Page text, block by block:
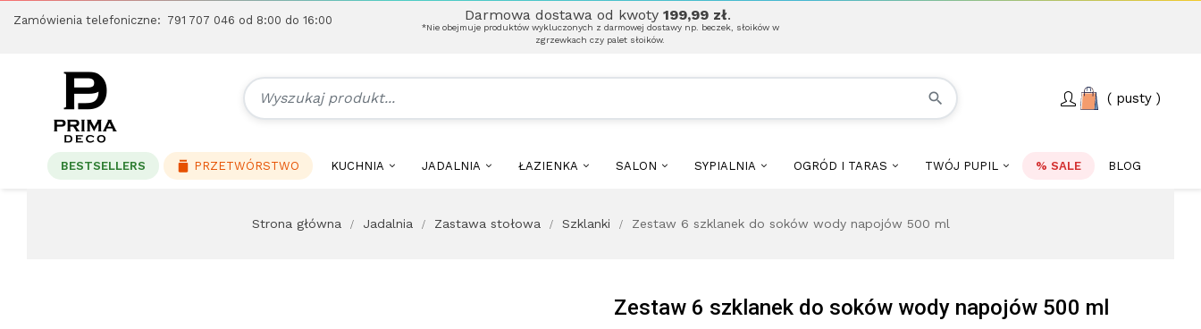
Zamówienia telefoniczne: 791 707 046 od 8:00 do 16:00 Darmowa dostawa od kwoty199,99 zł.
*Nie obejmuje produktów wykluczonych z darmowej dostawy np. beczek, słoików w
zgrzewkach czy palet słoików.
search pusty
BESTSELLERS PRZETWÓRSTWO KUCHNIA JADALNIA ŁAZIENKA SALON SYPIALNIA OGRÓD I TARAS TWÓJ PUPIL % SALE BLOG
Strona główna Jadalnia Zastawa stołowa Szklanki Zestaw 6 szklanek do soków wody napojów 500 ml
Zestaw 6 szklanek do soków wody napojów 500 ml